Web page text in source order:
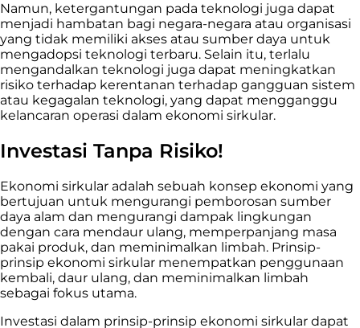
Namun, ketergantungan pada teknologi juga dapat
menjadi hambatan bagi negara-negara atau organisasi
yang tidak memiliki akses atau sumber daya untuk
mengadopsi teknologi terbaru. Selain itu, terlalu
mengandalkan teknologi juga dapat meningkatkan
risiko terhadap kerentanan terhadap gangguan sistem
atau kegagalan teknologi, yang dapat mengganggu
kelancaran operasi dalam ekonomi sirkular.
Investasi Tanpa Risiko!
Ekonomi sirkular adalah sebuah konsep ekonomi yang
bertujuan untuk mengurangi pemborosan sumber
daya alam dan mengurangi dampak lingkungan
dengan cara mendaur ulang, memperpanjang masa
pakai produk, dan meminimalkan limbah. Prinsip-
prinsip ekonomi sirkular menempatkan penggunaan
kembali, daur ulang, dan meminimalkan limbah
sebagai fokus utama.
Investasi dalam prinsip-prinsip ekonomi sirkular dapat